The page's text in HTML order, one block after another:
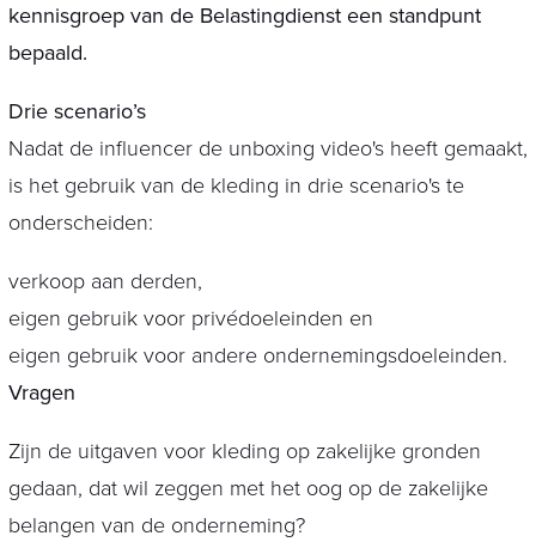
kennisgroep van de Belastingdienst een standpunt
bepaald.
Drie scenario’s
Nadat de influencer de unboxing video's heeft gemaakt,
is het gebruik van de kleding in drie scenario's te
onderscheiden:
verkoop aan derden,
eigen gebruik voor privédoeleinden en
eigen gebruik voor andere ondernemingsdoeleinden.
Vragen
Zijn de uitgaven voor kleding op zakelijke gronden
gedaan, dat wil zeggen met het oog op de zakelijke
belangen van de onderneming?